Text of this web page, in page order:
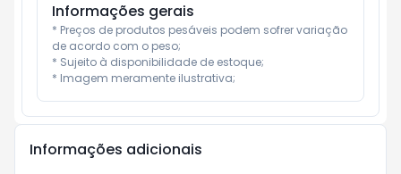
Informações gerais
* Preços de produtos pesáveis podem sofrer variação
de acordo com o peso;
* Sujeito à disponibilidade de estoque;
* Imagem meramente ilustrativa;
Informações adicionais